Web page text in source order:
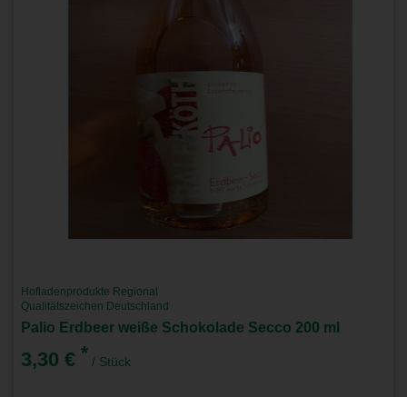
Hofladenprodukte Regional
Qualitätszeichen Deutschland
Palio Erdbeer weiße Schokolade Secco 200 ml
3,30 € * / Stück